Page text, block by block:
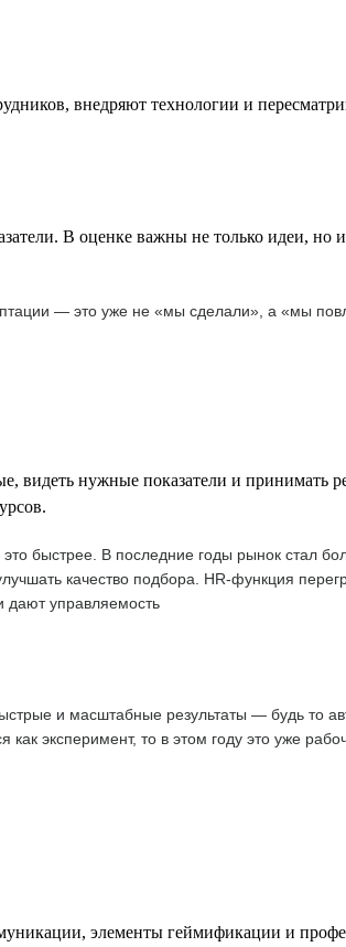
внедряют технологии и
В оценке важны не только идеи, но
— это уже не «мы сделали», а «мы
видеть нужные показатели и принимать
быстрее. В последние годы рынок стал
качество подбора. HR-функция
дают управляемость
и масштабные результаты — будь то
эксперимент, то в этом году это уже
элементы геймификации и